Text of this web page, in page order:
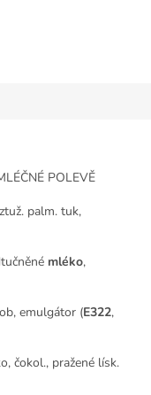
POLEVĚ
palm. tuk,
mléko,
emulgátor (E322,
čokol., pražené lísk.